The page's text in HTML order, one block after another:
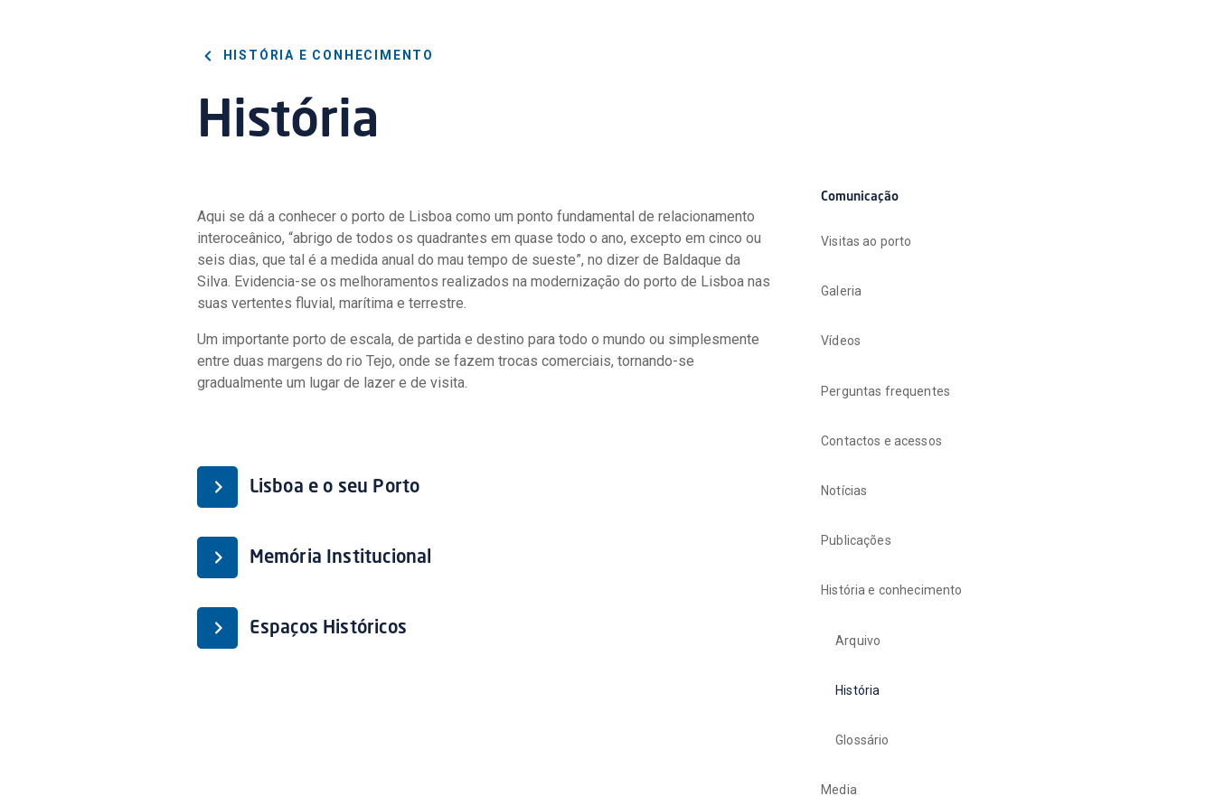
HISTÓRIA E CONHECIMENTO
História
Aqui se dá a conhecer o porto de Lisboa como um ponto fundamental de relacionamento
interoceânico, “abrigo de todos os quadrantes em quase todo o ano, excepto em cinco ou
seis dias, que tal é a medida anual do mau tempo de sueste”, no dizer de Baldaque da
Silva. Evidencia-se os melhoramentos realizados na modernização do porto de Lisboa nas
suas vertentes fluvial, marítima e terrestre.
Um importante porto de escala, de partida e destino para todo o mundo ou simplesmente
entre duas margens do rio Tejo, onde se fazem trocas comerciais, tornando-se
gradualmente um lugar de lazer e de visita.
Lisboa e o seu Porto
Memória Institucional
Espaços Históricos
Comunicação
Visitas ao porto
Galeria
Vídeos
Perguntas frequentes
Contactos e acessos
Notícias
Publicações
História e conhecimento
Arquivo
História
Glossário
Media